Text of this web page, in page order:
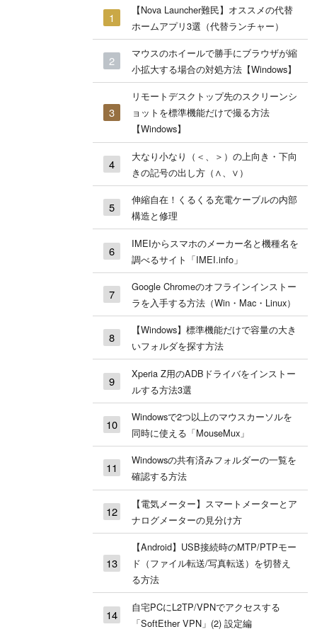
【Nova Launcher難民】オススメの代替
ホームアプリ3選（代替ランチャー）
マウスのホイールで勝手にブラウザが縮
小拡大する場合の対処方法【Windows】
リモートデスクトップ先のスクリーンシ
ョットを標準機能だけで撮る方法
【Windows】
大なり小なり（＜、＞）の上向き・下向
きの記号の出し方（∧、∨）
伸縮自在！くるくる充電ケーブルの内部
構造と修理
IMEIからスマホのメーカー名と機種名を
調べるサイト「IMEI.info」
Google Chromeのオフラインインストー
ラを入手する方法（Win・Mac・Linux）
【Windows】標準機能だけで容量の大き
いフォルダを探す方法
Xperia Z用のADBドライバをインストー
ルする方法3選
Windowsで2つ以上のマウスカーソルを
同時に使える「MouseMux」
Windowsの共有済みフォルダーの一覧を
確認する方法
【電気メーター】スマートメーターとア
ナログメーターの見分け方
【Android】USB接続時のMTP/PTPモー
ド（ファイル転送/写真転送）を切替え
る方法
自宅PCにL2TP/VPNでアクセスする
「SoftEther VPN」(2) 設定編